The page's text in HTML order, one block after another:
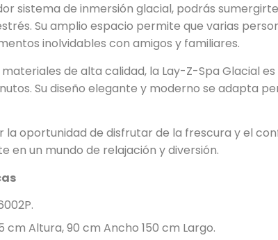
sistema de inmersión glacial, podrás
Su amplio espacio permite que varias
inolvidables con amigos y familiares.
de alta calidad, la Lay-Z-Spa Glacial
Su diseño elegante y moderno se adapta
la oportunidad de disfrutar de la frescura y el
en un mundo de relajación y diversión.
cm Altura, 90 cm Ancho 150 cm Largo.